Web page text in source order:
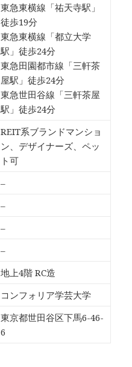
東急東横線「祐天寺駅」
徒歩19分
東急東横線「都立大学
駅」徒歩24分
東急田園都市線「三軒茶
屋駅」徒歩24分
東急世田谷線「三軒茶屋
駅」徒歩24分
REIT系ブランドマンショ
ン、デザイナーズ、ペッ
ト可
–
–
–
–
地上4階 RC造
コンフォリア学芸大学
東京都世田谷区下馬6-46-
6